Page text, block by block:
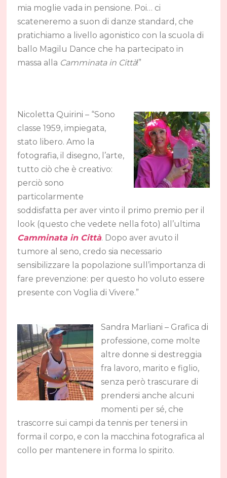
mia moglie vada in pensione. Poi… ci
scateneremo a suon di danze standard, che
pratichiamo a livello agonistico con la scuola di
ballo Magilu Dance che ha partecipato in
massa alla Camminata in Città!”
Nicoletta Quirini – “Sono
classe 1959, impiegata,
stato libero. Amo la
fotografia, il disegno, l’arte,
tutto ciò che è creativo:
perciò sono
particolarmente
soddisfatta per aver vinto il primo premio per il
look (questo che vedete nella foto) all’ultima
Camminata in Città. Dopo aver avuto il
tumore al seno, credo sia necessario
sensibilizzare la popolazione sull’importanza di
fare prevenzione: per questo ho voluto essere
presente con Voglia di Vivere.”
Sandra Marliani – Grafica di
professione, come molte
altre donne si destreggia
fra lavoro, marito e figlio,
senza però trascurare di
prendersi anche alcuni
momenti per sé, che
trascorre sui campi da tennis per tenersi in
forma il corpo, e con la macchina fotografica al
collo per mantenere in forma lo spirito.